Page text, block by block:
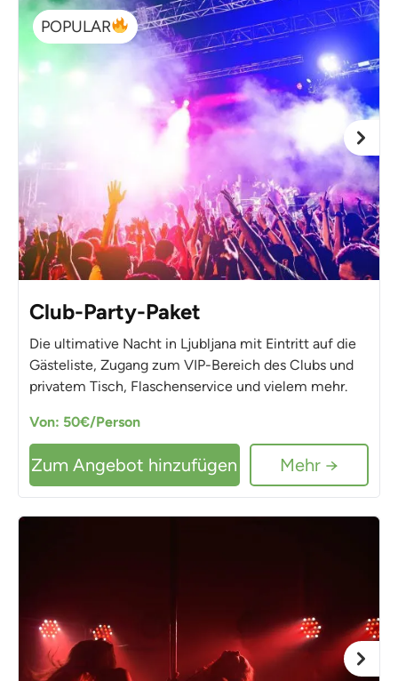
POPULAR
Club-Party-Paket
Die ultimative Nacht in Ljubljana mit Eintritt auf die
Gästeliste, Zugang zum VIP-Bereich des Clubs und
privatem Tisch, Flaschenservice und vielem mehr.
Von: 50€/Person
Zum Angebot hinzufügen Mehr →